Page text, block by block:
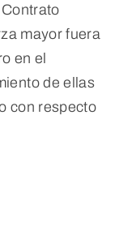
mayor fuera
en el
de ellas
con respecto